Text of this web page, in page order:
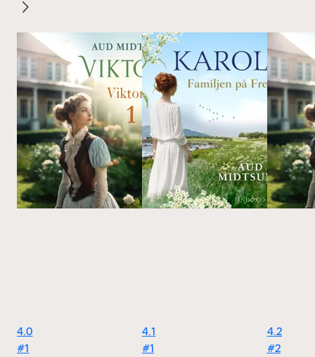
4.0
#1
4.1
#1
4.2
#2